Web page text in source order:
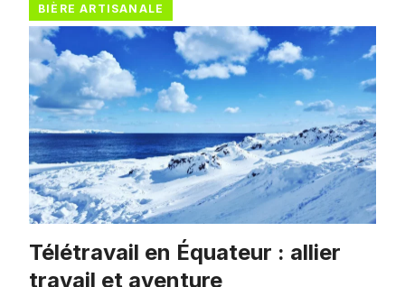
BIÈRE ARTISANALE
Télétravail en Équateur : allier
travail et aventure